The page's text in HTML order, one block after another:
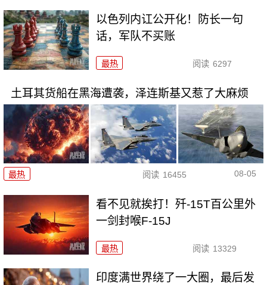
以色列内讧公开化！防长一句
话，军队不买账
最热 阅读 6297
土耳其货船在黑海遭袭，泽连斯基又惹了大麻烦
最热 阅读 16455 08-05
看不见就挨打！歼-15T百公里外
一剑封喉F-15J
最热 阅读 13329
印度满世界绕了一大圈，最后发